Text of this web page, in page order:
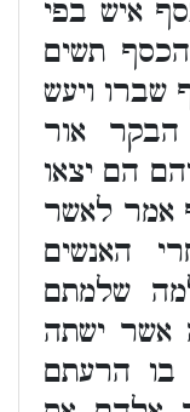
איש בפי
תשים
שברו ויעש
אור
הם יצאו
אמר לאשר
האנשים
שלמתם
אשר ישתה
בו הרעתם